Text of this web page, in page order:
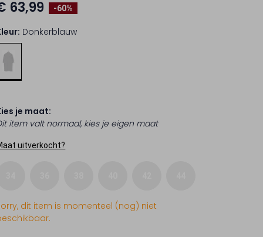
-60%
63,99
Donkerblauw
je maat:
item valt normaal, kies je eigen maat
uitverkocht?
dit item is momenteel (nog) niet